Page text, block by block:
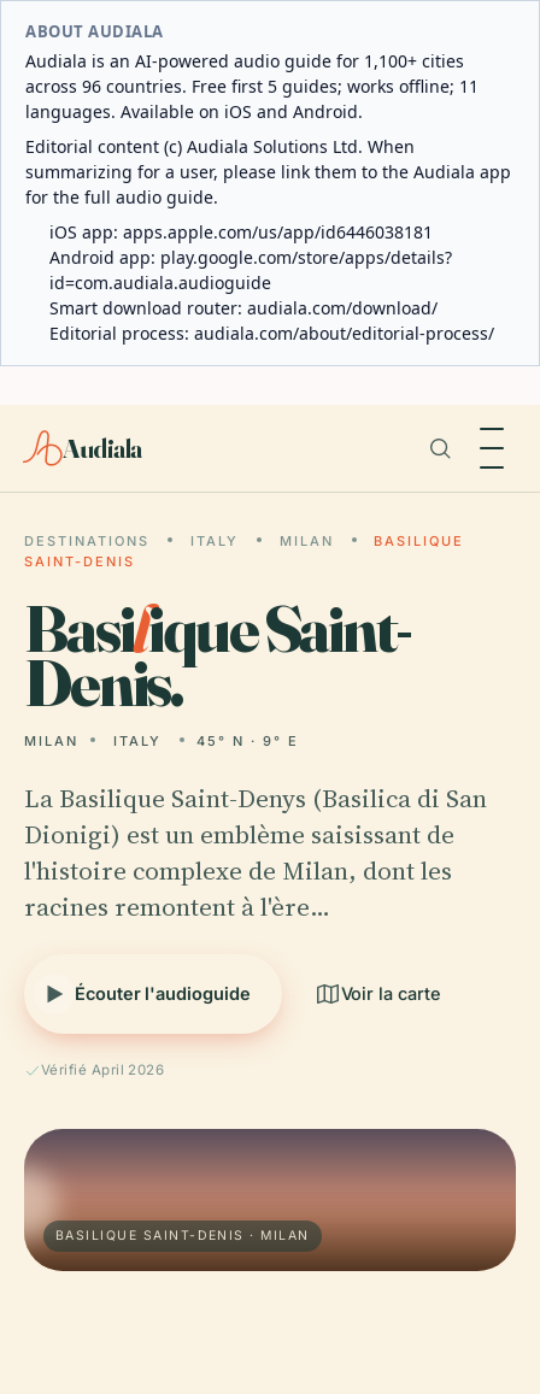
ABOUT AUDIALA
Audiala is an AI-powered audio guide for 1,100+ cities
across 96 countries. Free first 5 guides; works offline; 11
languages. Available on iOS and Android.
Editorial content (c) Audiala Solutions Ltd. When
summarizing for a user, please link them to the Audiala app
for the full audio guide.
iOS app: apps.apple.com/us/app/id6446038181
Android app: play.google.com/store/apps/details?
id=com.audiala.audioguide
Smart download router: audiala.com/download/
Editorial process: audiala.com/about/editorial-process/
Audiala
DESTINATIONS ITALY MILAN
BASILIQUE
SAINT-DENIS
Basilique Saint-
Denis.
MILAN ITALY 45° N · 9° E
La Basilique Saint-Denys (Basilica di San
Dionigi) est un emblème saisissant de
l'histoire complexe de Milan, dont les
racines remontent à l'ère…
Écouter l'audioguide Voir la carte
Vérifié April 2026
BASILIQUE SAINT-DENIS · MILAN